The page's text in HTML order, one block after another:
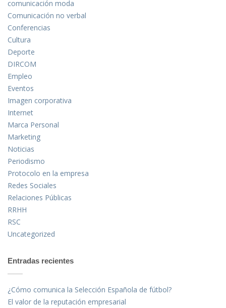
comunicación moda
Comunicación no verbal
Conferencias
Cultura
Deporte
DIRCOM
Empleo
Eventos
Imagen corporativa
Internet
Marca Personal
Marketing
Noticias
Periodismo
Protocolo en la empresa
Redes Sociales
Relaciones Públicas
RRHH
RSC
Uncategorized
Entradas recientes
¿Cómo comunica la Selección Española de fútbol?
El valor de la reputación empresarial